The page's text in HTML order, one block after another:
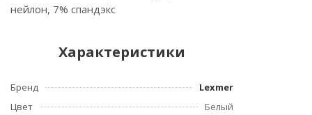
нейлон, 7% спандэкс
Характеристики
Бренд
Lexmer
Цвет
Белый